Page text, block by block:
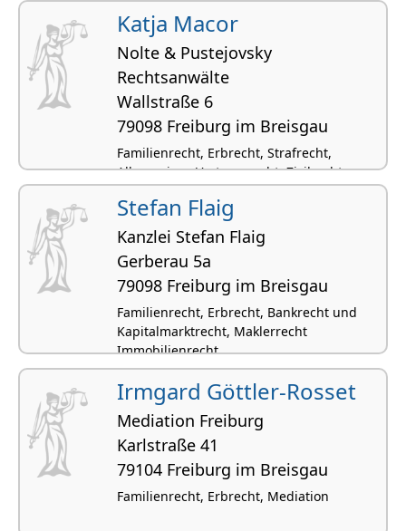
Katja Macor
Nolte & Pustejovsky
Rechtsanwälte
Wallstraße 6
79098 Freiburg im Breisgau
Familienrecht, Erbrecht, Strafrecht,
Allgemeines Vertragsrecht, Zivilrecht
Stefan Flaig
Kanzlei Stefan Flaig
Gerberau 5a
79098 Freiburg im Breisgau
Familienrecht, Erbrecht, Bankrecht und
Kapitalmarktrecht, Maklerrecht
Immobilienrecht
Irmgard Göttler-Rosset
Mediation Freiburg
Karlstraße 41
79104 Freiburg im Breisgau
Familienrecht, Erbrecht, Mediation